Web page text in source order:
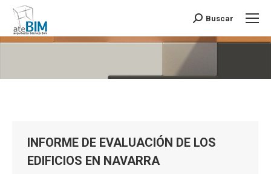
Buscar:
Buscar
INFORME DE EVALUACIÓN DE LOS
EDIFICIOS EN NAVARRA